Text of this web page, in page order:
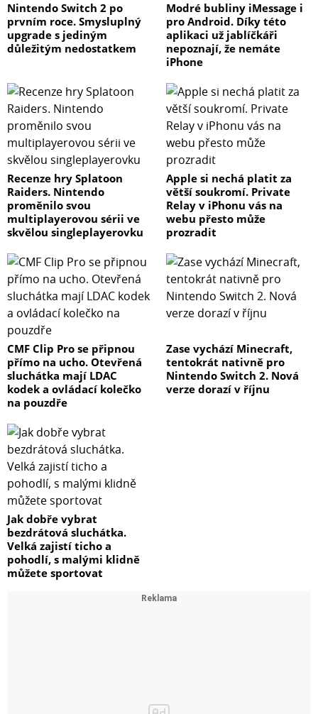
Nintendo Switch 2 po
prvním roce. Smysluplný
upgrade s jediným
důležitým nedostatkem
Modré bubliny iMessage i
pro Android. Díky této
aplikaci už jablíčkáři
nepoznají, že nemáte
iPhone
Recenze hry Splatoon
Raiders. Nintendo
proměnilo svou
multiplayerovou sérii ve
skvělou singleplayerovku
Apple si nechá platit za
větší soukromí. Private
Relay v iPhonu vás na
webu přesto může
prozradit
CMF Clip Pro se připnou
přímo na ucho. Otevřená
sluchátka mají LDAC
kodek a ovládací kolečko
na pouzdře
Zase vychází Minecraft,
tentokrát nativně pro
Nintendo Switch 2. Nová
verze dorazí v říjnu
Jak dobře vybrat
bezdrátová sluchátka.
Velká zajistí ticho a
pohodlí, s malými klidně
můžete sportovat